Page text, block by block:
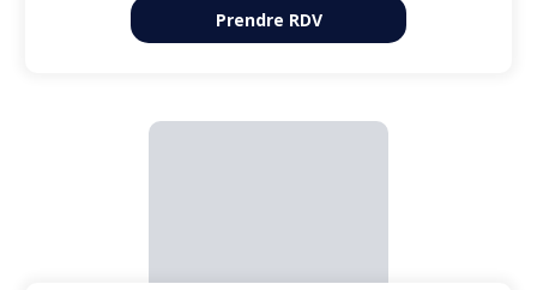
Prendre RDV